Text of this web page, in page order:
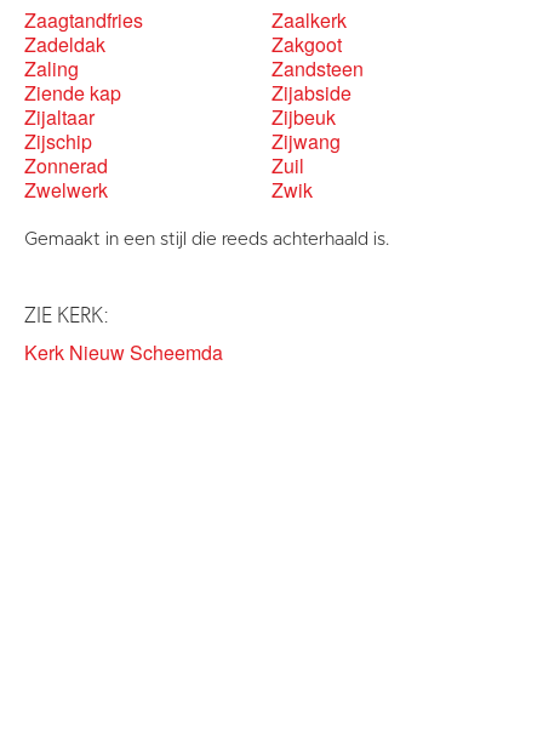
Zaagtandfries
Zaalkerk
Zadeldak
Zakgoot
Zaling
Zandsteen
Ziende kap
Zijabside
Zijaltaar
Zijbeuk
Zijschip
Zijwang
Zonnerad
Zuil
Zwelwerk
Zwik
Gemaakt in een stijl die reeds achterhaald is.
ZIE KERK:
Kerk Nieuw Scheemda